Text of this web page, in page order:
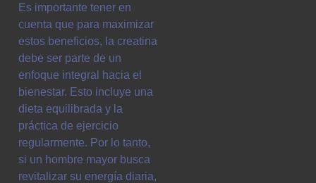
Es importante tener en
cuenta que para maximizar
estos beneficios, la creatina
debe ser parte de un
enfoque integral hacia el
bienestar. Esto incluye una
dieta equilibrada y la
práctica de ejercicio
regularmente. Por lo tanto,
si un hombre mayor busca
revitalizar su energía diaria,